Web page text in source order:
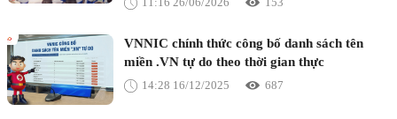
VNNIC chính thức công bố danh sách tên
miền .VN tự do theo thời gian thực
14:28 16/12/2025 687